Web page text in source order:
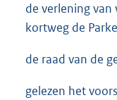
de verlening
kortweg de
de raad van de
gelezen het